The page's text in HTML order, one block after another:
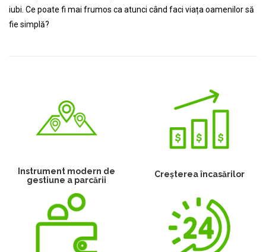
iubi. Ce poate fi mai frumos ca atunci când faci viața oamenilor să
fie simplă?
Instrument modern de
gestiune a parcării
Creșterea încasărilor